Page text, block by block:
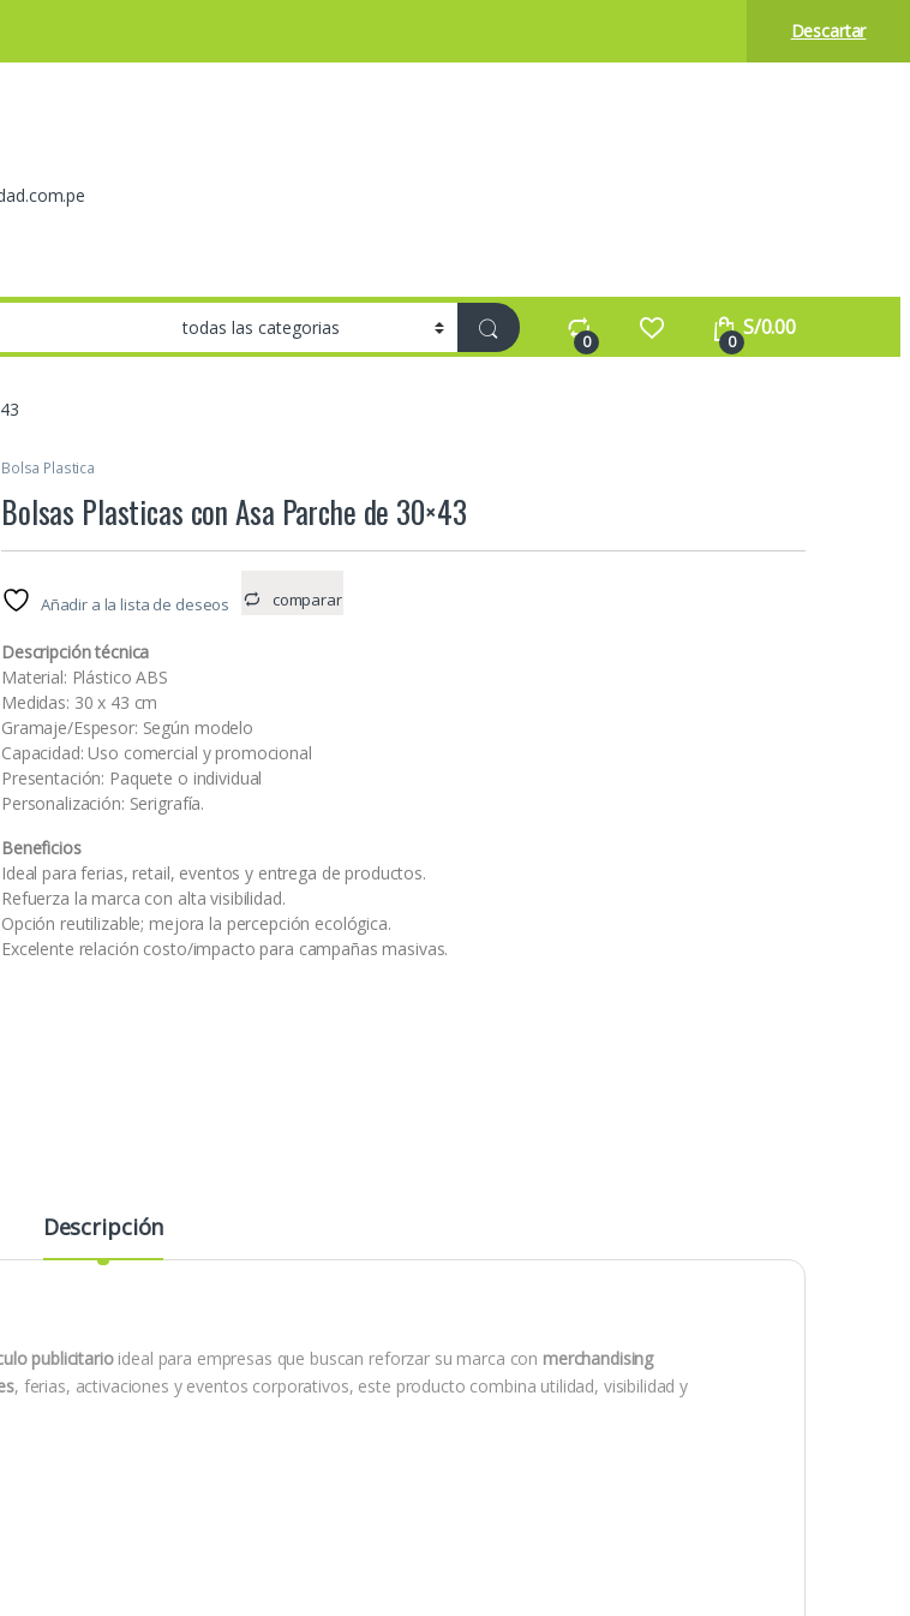
Descartar
0 0
S/0.00
Bolsa Plastica
Bolsas Plasticas con Asa Parche de 30×43
Añadir a la lista de deseos comparar
Descripción técnica
Material: Plástico ABS
Medidas: 30 x 43 cm
Gramaje/Espesor: Según modelo
Capacidad: Uso comercial y promocional
Presentación: Paquete o individual
Personalización: Serigrafía.
Beneficios
Ideal para ferias, retail, eventos y entrega de productos.
Refuerza la marca con alta visibilidad.
Opción reutilizable; mejora la percepción ecológica.
Excelente relación costo/impacto para campañas masivas.
Descripción
publicitarioideal para empresas que buscan reforzar su marca con merchandising
, ferias, activaciones y eventos corporativos, este producto combina utilidad, visibilidad y